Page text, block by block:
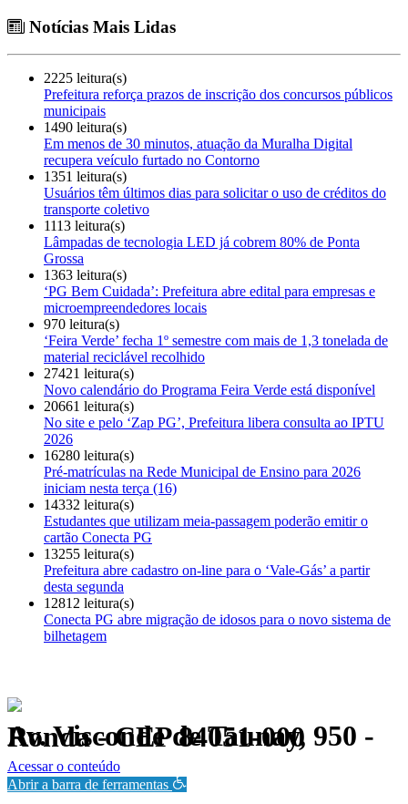
Notícias Mais Lidas
2225 leitura(s)
Prefeitura reforça prazos de inscrição dos concursos públicos
municipais
1490 leitura(s)
Em menos de 30 minutos, atuação da Muralha Digital
recupera veículo furtado no Contorno
1351 leitura(s)
Usuários têm últimos dias para solicitar o uso de créditos do
transporte coletivo
1113 leitura(s)
Lâmpadas de tecnologia LED já cobrem 80% de Ponta
Grossa
1363 leitura(s)
‘PG Bem Cuidada’: Prefeitura abre edital para empresas e
microempreendedores locais
970 leitura(s)
‘Feira Verde’ fecha 1º semestre com mais de 1,3 tonelada de
material reciclável recolhido
27421 leitura(s)
Novo calendário do Programa Feira Verde está disponível
20661 leitura(s)
No site e pelo ‘Zap PG’, Prefeitura libera consulta ao IPTU
2026
16280 leitura(s)
Pré-matrículas na Rede Municipal de Ensino para 2026
iniciam nesta terça (16)
14332 leitura(s)
Estudantes que utilizam meia-passagem poderão emitir o
cartão Conecta PG
13255 leitura(s)
Prefeitura abre cadastro on-line para o ‘Vale-Gás’ a partir
desta segunda
12812 leitura(s)
Conecta PG abre migração de idosos para o novo sistema de
bilhetagem
Av. Visconde de Taunay, 950 - Ronda - CEP 84051-000
Política de Privacidade.
Acessar o conteúdo
Abrir a barra de ferramentas